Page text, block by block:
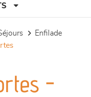
séjours
enfilade
-